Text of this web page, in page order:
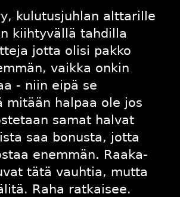
kulutusjuhlan alttarille
kiihtyvällä tahdilla
jotta olisi pakko
vaikka onkin
- niin eipä se
mitään halpaa ole jos
samat halvat
saa bonusta, jotta
enemmän. Raaka-
tätä vauhtia, mutta
Raha ratkaisee.